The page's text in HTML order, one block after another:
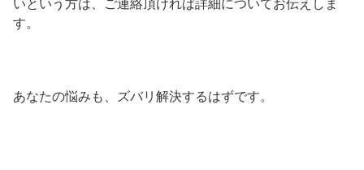
いという方は、ご連絡頂ければ詳細についてお伝えしま
す。
あなたの悩みも、ズバリ解決するはずです。